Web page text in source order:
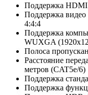
Поддержка HDMI
Поддержка
4:4:4
Поддержка
WUXGA
Полоса
Расстояние
метров (CAT5e/6)
Поддержка
Поддержка